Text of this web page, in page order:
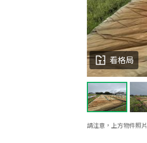
請注意，上方物件照
看格局